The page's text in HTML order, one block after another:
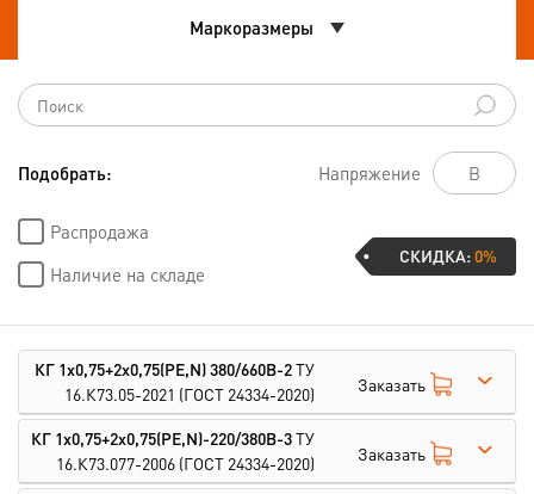
Маркоразмеры
Подобрать: Напряжение
Распродажа
Наличие на складе
СКИДКА:0%
КГ 1х0,75+2х0,75(PE,N) 380/660В-2ТУ
16.К73.05-2021 (ГОСТ 24334-2020) Заказать
КГ 1х0,75+2х0,75(PE,N)-220/380В-3ТУ
16.К73.077-2006 (ГОСТ 24334-2020) Заказать